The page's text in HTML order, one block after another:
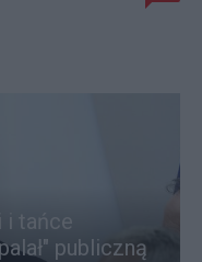
i tańce
publiczną